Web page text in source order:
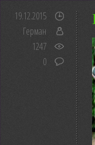
19.12.2015
Герман
1247
0